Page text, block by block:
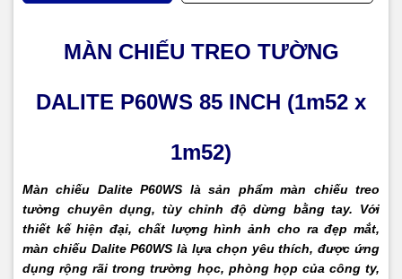
MÀN CHIẾU TREO TƯỜNG
DALITE P60WS 85 INCH (1m52 x
1m52)
Màn chiếu Dalite P60WS là sản phẩm màn chiếu treo
tường chuyên dụng, tùy chỉnh độ dừng bằng tay. Với
thiết kế hiện đại, chất lượng hình ảnh cho ra đẹp mắt,
màn chiếu Dalite P60WS là lựa chọn yêu thích, được ứng
dụng rộng rãi trong trường học, phòng họp của công ty,